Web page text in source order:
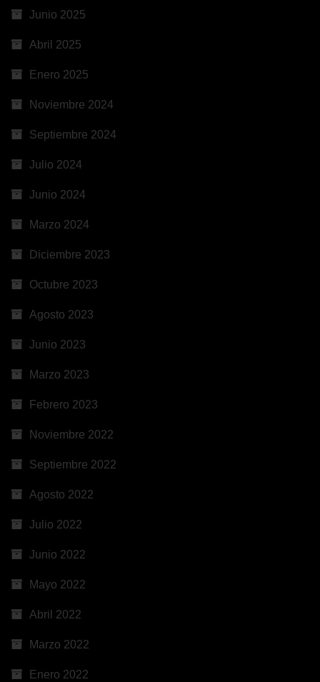
Junio 2025
Abril 2025
Enero 2025
Noviembre 2024
Septiembre 2024
Julio 2024
Junio 2024
Marzo 2024
Diciembre 2023
Octubre 2023
Agosto 2023
Junio 2023
Marzo 2023
Febrero 2023
Noviembre 2022
Septiembre 2022
Agosto 2022
Julio 2022
Junio 2022
Mayo 2022
Abril 2022
Marzo 2022
Enero 2022